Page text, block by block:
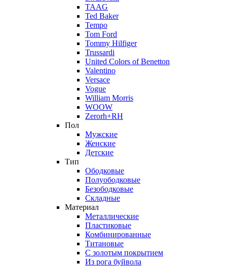
TAAG
Ted Baker
Tempo
Tom Ford
Tommy Hilfiger
Trussardi
United Colors of Benetton
Valentino
Versace
Vogue
William Morris
WOOW
Zerorh+RH
Пол
Мужские
Женские
Детские
Тип
Ободковые
Полуободковые
Безободковые
Складные
Материал
Металлические
Пластиковые
Комбинированные
Титановые
С золотым покрытием
Из рога буйвола